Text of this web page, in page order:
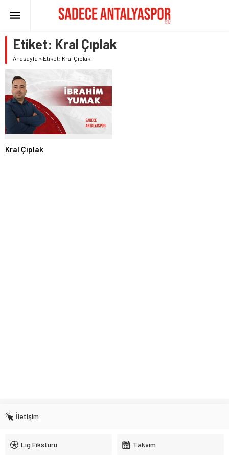
Etiket: Kral Çıplak
Anasayfa » Etiket: Kral Çıplak
Kral Çıplak
İletişim
Lig Fikstürü Takvim